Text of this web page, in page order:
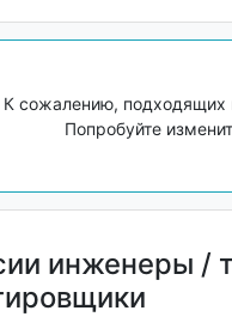
К сожалению, подходящих
Попробуйте
инженеры /